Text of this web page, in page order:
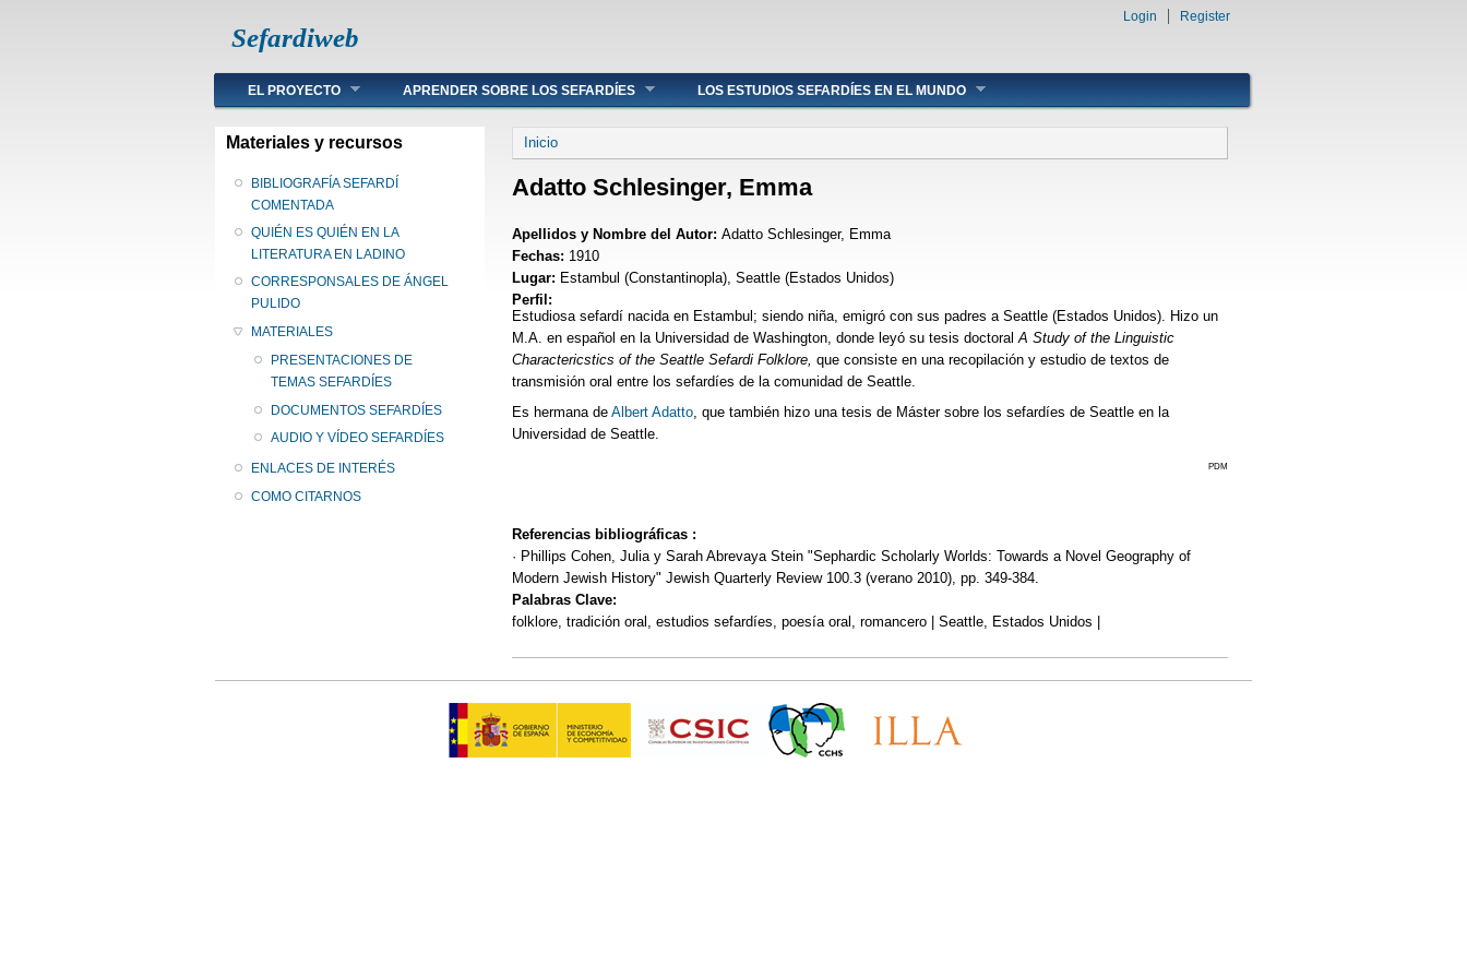
Sefardiweb
Login Register
Main menu
EL PROYECTO APRENDER SOBRE LOS SEFARDÍES LOS ESTUDIOS SEFARDÍES EN EL MUNDO
Materiales y recursos
BIBLIOGRAFÍA SEFARDÍ
COMENTADA
QUIÉN ES QUIÉN EN LA
LITERATURA EN LADINO
CORRESPONSALES DE ÁNGEL
PULIDO
MATERIALES
PRESENTACIONES DE
TEMAS SEFARDÍES
DOCUMENTOS SEFARDÍES
AUDIO Y VÍDEO SEFARDÍES
ENLACES DE INTERÉS
COMO CITARNOS
Se encuentra usted aquí
Inicio
Adatto Schlesinger, Emma
Apellidos y Nombre del Autor: Adatto Schlesinger, Emma
Fechas: 1910
Lugar: Estambul (Constantinopla), Seattle (Estados Unidos)
Perfil:
Estudiosa sefardí nacida en Estambul; siendo niña, emigró con sus padres a Seattle (Estados Unidos). Hizo un
M.A. en español en la Universidad de Washington, donde leyó su tesis doctoral A Study of the Linguistic
Charactericstics of the Seattle Sefardi Folklore, que consiste en una recopilación y estudio de textos de
transmisión oral entre los sefardíes de la comunidad de Seattle.
Es hermana de Albert Adatto , que también hizo una tesis de Máster sobre los sefardíes de Seattle en la
Universidad de Seattle.
PDM
Referencias bibliográficas :
· Phillips Cohen, Julia y Sarah Abrevaya Stein "Sephardic Scholarly Worlds: Towards a Novel Geography of
Modern Jewish History" Jewish Quarterly Review 100.3 (verano 2010), pp. 349-384.
Palabras Clave:
folklore, tradición oral, estudios sefardíes, poesía oral, romancero | Seattle, Estados Unidos |